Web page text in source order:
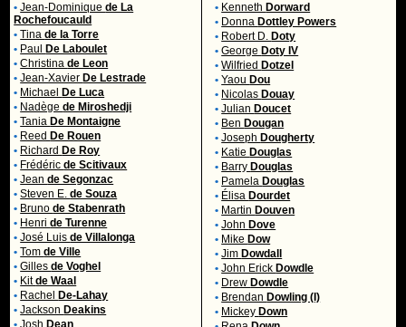
• Jean-Dominiquede La
Rochefoucauld
• Tinade la Torre
• Paul
De Laboulet
• Christinade Leon
• Jean-Xavier De Lestrade
• Michael
De Luca
• Nadègede Miroshedji
• Tania De Montaigne
• Reed De Rouen
• Richard De Roy
• Frédéricde Scitivaux
• Jeande Segonzac
• Steven E.de Souza
• Brunode Stabenrath
• Henride Turenne
• José Luisde Villalonga
• Tomde Ville
• Gillesde Voghel
• Kitde Waal
• Rachel
De-Lahay
• Jackson Deakins
• Josh Dean
• Kenneth Dorward
• Donna Dottley Powers
• Robert D. Doty
• George Doty IV
• Wilfried Dotzel
• Yaou Dou
• Nicolas Douay
• Julian Doucet
• Ben Dougan
• Joseph Dougherty
• Katie Douglas
• Barry Douglas
• Pamela Douglas
• Élisa Dourdet
• Martin Douven
• John Dove
• Mike Dow
• Jim Dowdall
• John Erick Dowdle
• Drew Dowdle
• Brendan Dowling (I)
• Mickey Down